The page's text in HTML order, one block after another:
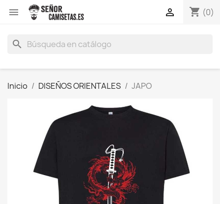
 shopping_cart (0)

search
Inicio DISEÑOS ORIENTALES JAPO